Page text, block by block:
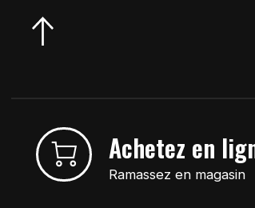
Achetez en
Ramassez en magasin